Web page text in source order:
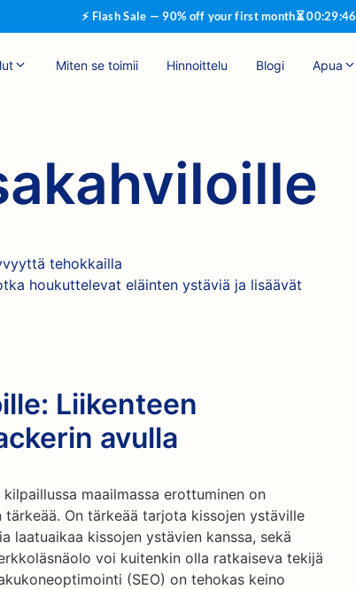
⚡ Flash Sale — 90% off your first month⏳00:29:46
Miten se toimii Hinnoittelu Blogi Apua
tehokkailla
houkuttelevat eläinten ystäviä ja lisäävät
Liikenteen
avulla
maailmassa erottuminen on
On tärkeää tarjota kissojen ystäville
laatuaikaa kissojen ystävien kanssa, sekä
voi kuitenkin olla ratkaiseva tekijä
(SEO) on tehokas keino